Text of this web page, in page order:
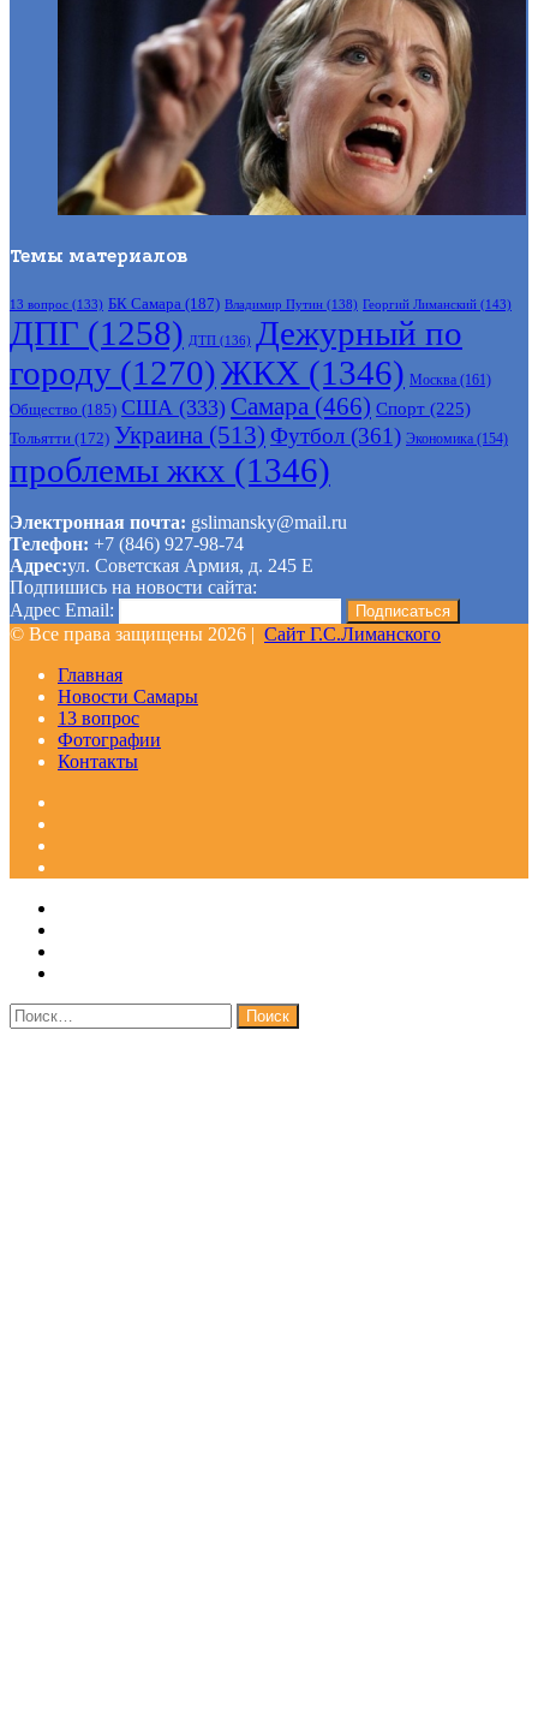
Темы материалов
13 вопрос (133) БК Самара (187) Владимир Путин (138) Георгий Лиманский (143)
ДПГ (1258) ДТП (136) Дежурный по
городу (1270)ЖКХ (1346) Москва (161)
Общество (185) США (333) Самара (466) Спорт (225)
Тольятти (172) Украина (513) Футбол (361) Экономика (154)
проблемы жкх (1346)
Электронная почта: gslimansky@mail.ru
Телефон: +7 (846) 927-98-74
Адрес:ул. Советская Армия, д. 245 Е
Подпишись на новости сайта:
Адрес Email:
© Все права защищены 2026 | Сайт Г.С.Лиманского
Главная
Новости Самары
13 вопрос
Фотографии
Контакты
Facebook
Google+
Одноклассники
WhatsApp
Telegram
Viber
Кнопка
«Наверх»
Закрыть
Найти: